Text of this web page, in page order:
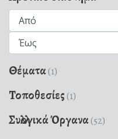
Θέματα(1)
Τοποθεσίες (1)
Συλλογικά Όργανα(52)